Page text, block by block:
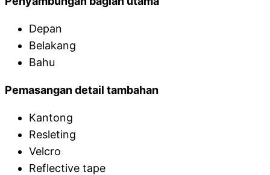
Depan
Belakang
Bahu
Pemasangan detail tambahan
Kantong
Resleting
Velcro
Reflective tape